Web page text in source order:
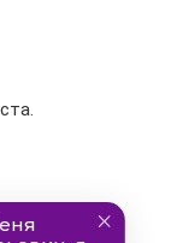
запрос